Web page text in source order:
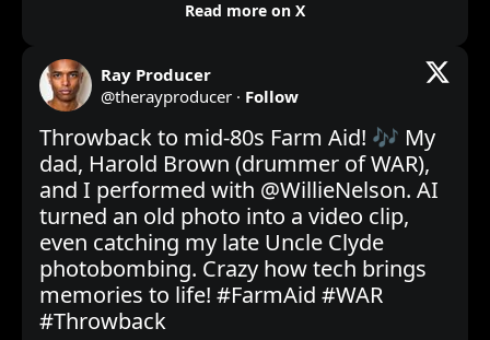
Read more on X
Ray Producer
@therayproducer · Follow
Throwback to mid-80s Farm Aid! 🎶 My
dad, Harold Brown (drummer of WAR),
and I performed with @WillieNelson. AI
turned an old photo into a video clip,
even catching my late Uncle Clyde
photobombing. Crazy how tech brings
memories to life! #FarmAid #WAR
#Throwback